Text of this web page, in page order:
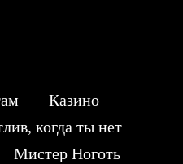
Казино
когда ты нет
Мистер Ноготь